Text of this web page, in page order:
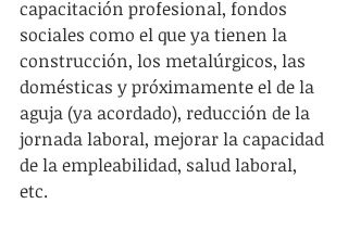
capacitación profesional, fondos
sociales como el que ya tienen la
construcción, los metalúrgicos, las
domésticas y próximamente el de la
aguja (ya acordado), reducción de la
jornada laboral, mejorar la capacidad
de la empleabilidad, salud laboral,
etc.